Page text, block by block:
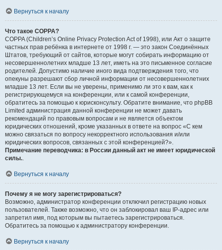
Вернуться к началу
Что такое COPPA?
COPPA (Children’s Online Privacy Protection Act of 1998), или Акт о защите
частных прав ребёнка в интернете от 1998 г. — это закон Соединённых
Штатов, требующий от сайтов, которые могут собирать информацию от
несовершеннолетних младше 13 лет, иметь на это письменное согласие
родителей. Допустимо наличие иного вида подтверждения того, что
опекуны разрешают сбор личной информации от несовершеннолетних
младше 13 лет. Если вы не уверены, применимо ли это к вам, как к
регистрирующемуся на конференции, или к самой конференции,
обратитесь за помощью к юрисконсульту. Обратите внимание, что phpBB
Limited администрация данной конференции не может давать
рекомендаций по правовым вопросам и не является объектом
юридических отношений, кроме указанных в ответе на вопрос «С кем
можно связаться по вопросу некорректного использования и/или
юридических вопросов, связанных с этой конференцией?».
Примечание переводчика: в России данный акт не имеет юридической
силы..
Вернуться к началу
Почему я не могу зарегистрироваться?
Возможно, администратор конференции отключил регистрацию новых
пользователей. Также возможно, что он заблокировал ваш IP-адрес или
запретил имя, под которым вы пытаетесь зарегистрироваться.
Обратитесь за помощью к администратору конференции.
Вернуться к началу